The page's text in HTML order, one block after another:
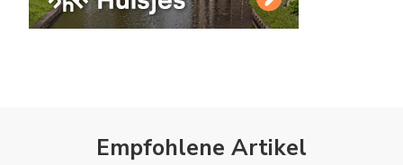
Empfohlene Artikel